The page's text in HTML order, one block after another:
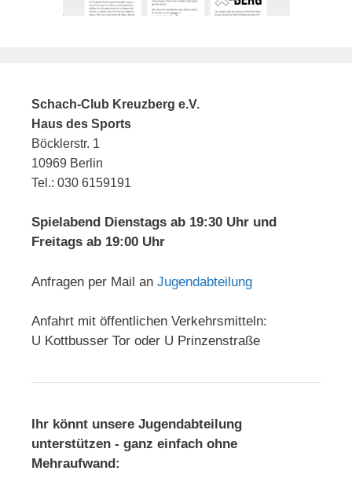
Schach-Club Kreuzberg e.V.
Haus des Sports
Böcklerstr. 1
10969 Berlin
Tel.: 030 6159191
Spielabend Dienstags ab 19:30 Uhr und
Freitags ab 19:00 Uhr
Anfragen per Mail an Jugendabteilung
Anfahrt mit öffentlichen Verkehrsmitteln:
U Kottbusser Tor oder U Prinzenstraße
Ihr könnt unsere Jugendabteilung
unterstützen - ganz einfach ohne
Mehraufwand: